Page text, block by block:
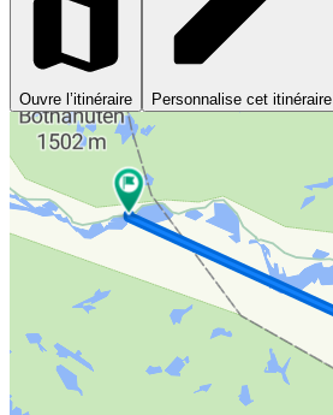
Ouvre l’itinéraire Personnalise cet itinéraire